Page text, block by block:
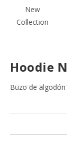
Hoodie
Buzo de